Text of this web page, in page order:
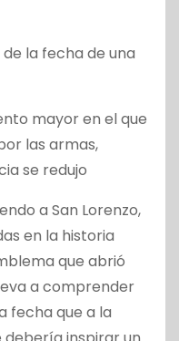
la fecha de una
mayor en el que
las armas,
se redujo
a San Lorenzo,
en la historia
que abrió
a comprender
fecha que a la